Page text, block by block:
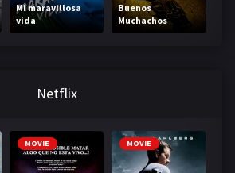
Mi maravillosa
vida
Buenos
Muchachos
Netflix
MOVIE MOVIE